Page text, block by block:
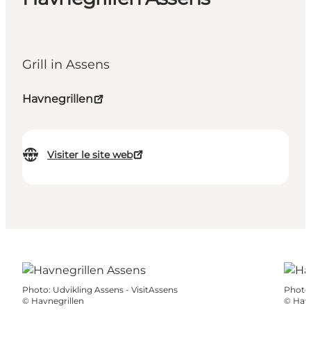
Hébergements
Grill in Assens
Havnegrillen
Visiter le site web
Photo: Udvikling Assens - VisitAssens
© Havnegrillen
Photo
©